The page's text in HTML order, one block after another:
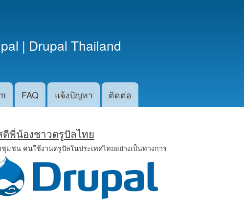
หลัก
| Drupal Thailand
FAQ แจ้งปัญหา ติดต่อ
ดีพี่น้องชาวดรูปัลไทย
มชน คนใช้งานดรูปัลในประเทศไทยอย่างเป็นทางการ